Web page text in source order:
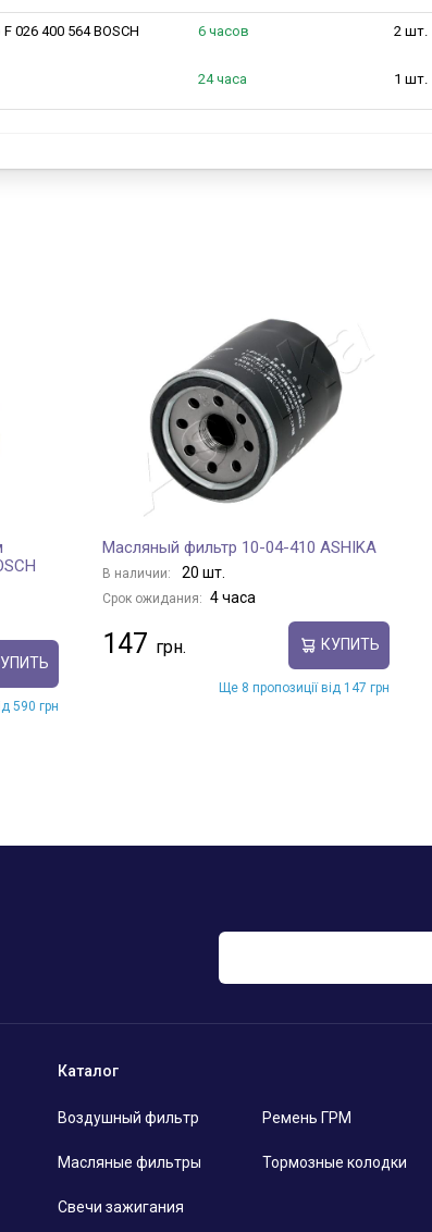
026 400 564 BOSCH 6 часов 2 шт.
24 часа 1 шт.
590 грн
Масляный фильтр 10-04-410 ASHIKA
В наличии: 20 шт.
Срок ожидания: 4 часа
147 КУПИТЬ
Ще 8 пропозиції від 147 грн
Каталог
Воздушный фильтр
Масляные фильтры
Свечи зажигания
Ремень ГРМ
Тормозные колодки